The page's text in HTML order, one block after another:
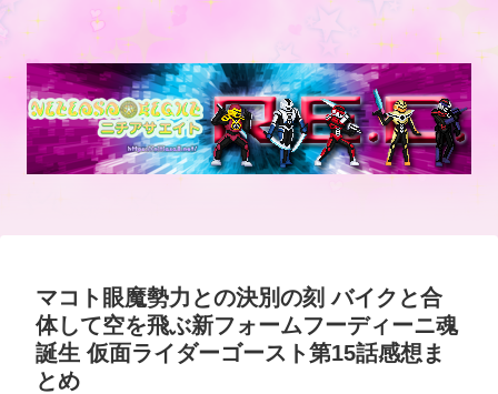
マコト眼魔勢力との決別の刻 バイクと合
体して空を飛ぶ新フォームフーディーニ魂
誕生 仮面ライダーゴースト第15話感想ま
とめ